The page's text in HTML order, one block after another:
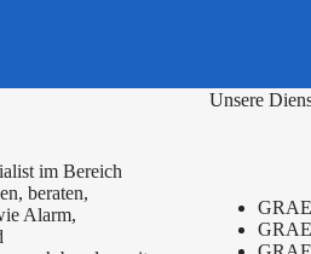
im Bereich
beraten,
Alarm,
Unsere